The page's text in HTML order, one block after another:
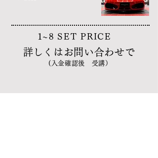
1~8 SET PRICE
​詳しくはお問い合わせで
(入金確認後 受講）